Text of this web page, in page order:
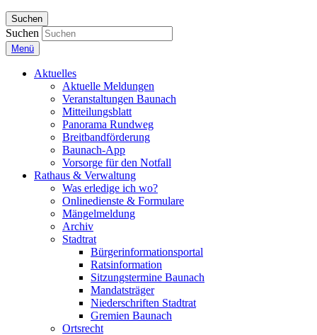
Suchen
Suchen
Menü
Aktuelles
Aktuelle Meldungen
Veranstaltungen Baunach
Mitteilungsblatt
Panorama Rundweg
Breitbandförderung
Baunach-App
Vorsorge für den Notfall
Rathaus & Verwaltung
Was erledige ich wo?
Onlinedienste & Formulare
Mängelmeldung
Archiv
Stadtrat
Bürgerinformationsportal
Ratsinformation
Sitzungstermine Baunach
Mandatsträger
Niederschriften Stadtrat
Gremien Baunach
Ortsrecht